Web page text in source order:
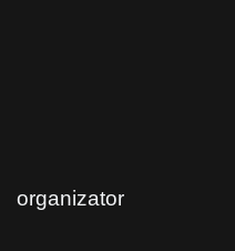
organizator